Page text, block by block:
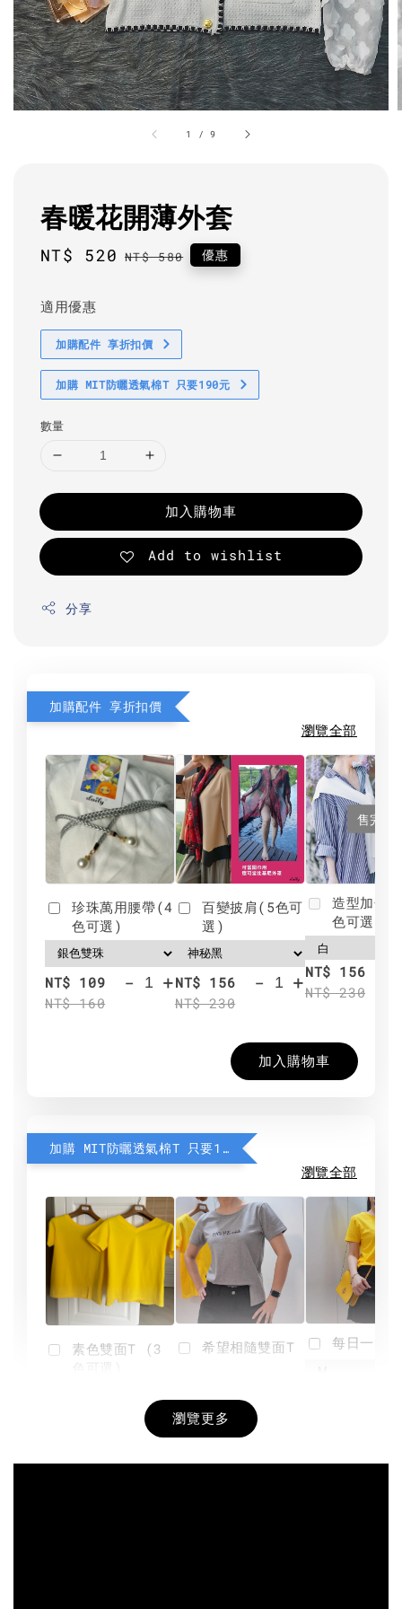
1 /9
春暖花開薄外套
Sale
NT$ 520 Regular
NT$ 580 優惠
適用優惠
加購配件 享折扣價
加購 MIT防曬透氣棉T 只要190元
數量
加入購物車
Add to wishlist
分享
加購配件 享折扣價
瀏覽全部
珍珠萬用腰帶(4
色可選)
NT$ 109
NT$ 160
- +
百變披肩(5色可
選)
NT$ 156
NT$ 230
- +
售完
造型加分
色可選)
NT$ 156
NT$ 230
加入購物車
加購 MIT防曬透氣棉T 只要190元
瀏覽全部
素色雙面T (3
+
希望相隨雙面T
NT$ 190
-
每日一笑
瀏覽更多